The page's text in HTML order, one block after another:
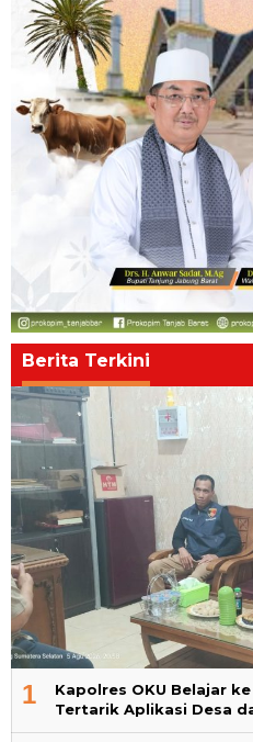
Berita Terkini
1
Kapolres OKU Belajar
Tertarik Aplikasi Desa